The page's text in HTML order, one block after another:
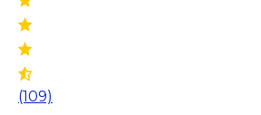
(109)